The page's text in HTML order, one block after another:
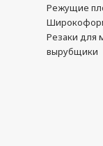
Режущие
Резаки для
вырубщики